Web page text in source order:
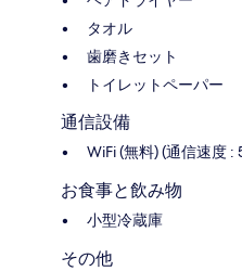
タオル
歯磨きセット
トイレットペーパー
通信設備
WiFi (無料) (通信速度
お食事と飲み物
小型冷蔵庫
その他